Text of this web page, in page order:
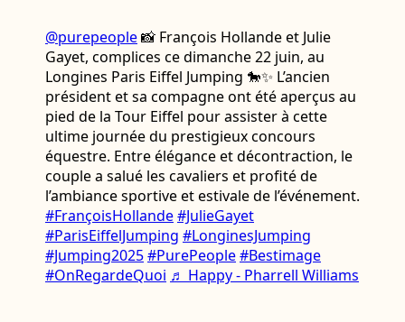
@purepeople📸 François Hollande et Julie
Gayet, complices ce dimanche 22 juin, au
Longines Paris Eiffel Jumping 🐎✨ L’ancien
président et sa compagne ont été aperçus au
pied de la Tour Eiffel pour assister à cette
ultime journée du prestigieux concours
équestre. Entre élégance et décontraction, le
couple a salué les cavaliers et profité de
l’ambiance sportive et estivale de l’événement.
#FrançoisHollande#JulieGayet
#ParisEiffelJumping #LonginesJumping
#Jumping2025#PurePeople#Bestimage
#OnRegardeQuoi ♬ Happy - Pharrell Williams